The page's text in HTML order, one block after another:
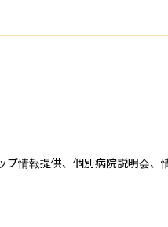
情報提供、個別病院説明会